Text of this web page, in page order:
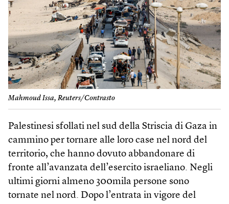
Mahmoud Issa, Reuters/Contrasto
Palestinesi sfollati nel sud della Striscia di Gaza in
cammino per tornare alle loro case nel nord del
territorio, che hanno dovuto abbandonare di
fronte all’avanzata dell’esercito israeliano. Negli
ultimi giorni almeno 300mila persone sono
tornate nel nord. Dopo l’entrata in vigore del